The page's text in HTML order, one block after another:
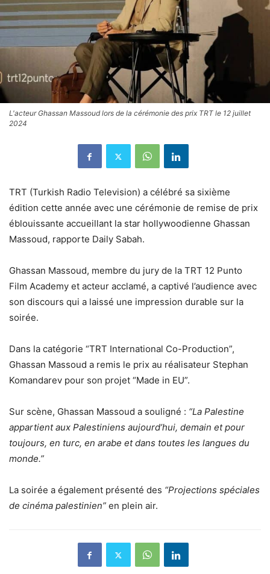
L'acteur Ghassan Massoud lors de la cérémonie des prix TRT le 12 juillet
2024
TRT (Turkish Radio Television) a célébré sa sixième
édition cette année avec une cérémonie de remise de prix
éblouissante accueillant la star hollywoodienne Ghassan
Massoud, rapporte Daily Sabah.
Ghassan Massoud, membre du jury de la TRT 12 Punto
Film Academy et acteur acclamé, a captivé l’audience avec
son discours qui a laissé une impression durable sur la
soirée.
Dans la catégorie “TRT International Co-Production”,
Ghassan Massoud a remis le prix au réalisateur Stephan
Komandarev pour son projet “Made in EU”.
Sur scène, Ghassan Massoud a souligné : “La Palestine
appartient aux Palestiniens aujourd’hui, demain et pour
toujours, en turc, en arabe et dans toutes les langues du
monde.”
La soirée a également présenté des “Projections spéciales
de cinéma palestinien” en plein air.